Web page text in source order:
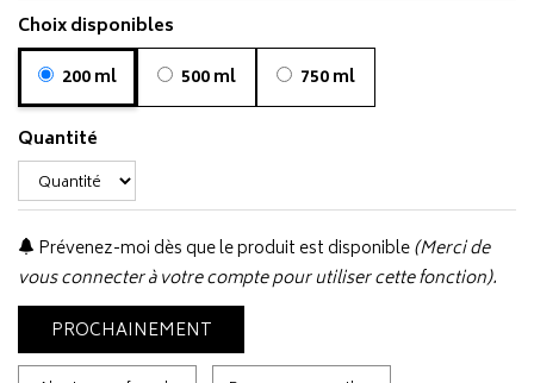
Choix disponibles
200 ml
500 ml 750 ml
Quantité
Prévenez-moi dès que le produit est disponible(Merci de
vous connecter à votre compte pour utiliser cette fonction).
PROCHAINEMENT